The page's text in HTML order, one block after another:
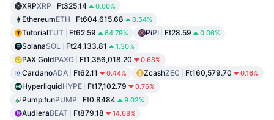
XRPXRP Ft325.14 0.00%
EthereumETH Ft604,615.68 0.54%
TutorialTUT Ft62.59 64.79% PiPI Ft28.59 0.06%
SolanaSOL Ft24,133.81 1.30%
PAX GoldPAXG Ft1,356,018.20 0.68%
CardanoADA Ft62.11 0.44% ZcashZEC Ft160,579.70 0.16%
HyperliquidHYPE Ft17,102.79 0.76%
Pump.funPUMP Ft0.8484 9.02%
AudieraBEAT Ft879.18 14.68%